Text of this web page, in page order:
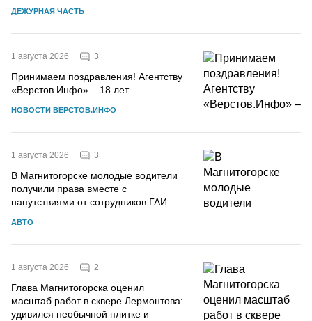
ДЕЖУРНАЯ ЧАСТЬ
1 августа 2026 3
Принимаем поздравления! Агентству
«Верстов.Инфо» – 18 лет
НОВОСТИ ВЕРСТОВ.ИНФО
1 августа 2026 3
В Магнитогорске молодые водители
получили права вместе с
напутствиями от сотрудников ГАИ
АВТО
1 августа 2026 2
Глава Магнитогорска оценил
масштаб работ в сквере Лермонтова:
удивился необычной плитке и